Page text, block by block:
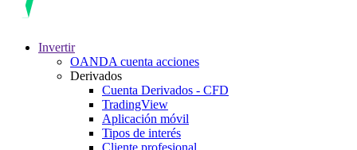
Invertir
OANDA cuenta acciones
Derivados
Cuenta Derivados - CFD
TradingView
Aplicación móvil
Tipos de interés
Cliente profesional